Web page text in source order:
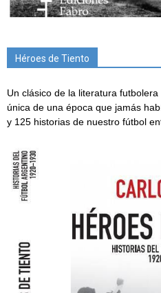
Héroes de Tiento
Un clásico de la literatura
única de una época que jamás
y 125 historias de nuestro fútbol